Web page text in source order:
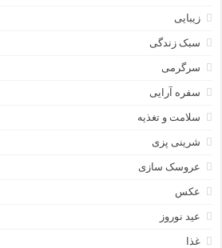
زیبایی
سبک زندگی
سرگرمی
سفره آرایی
سلامت و تغذیه
شرینی پزی
عروسک سازی
عکس
عید نوروز
غذا